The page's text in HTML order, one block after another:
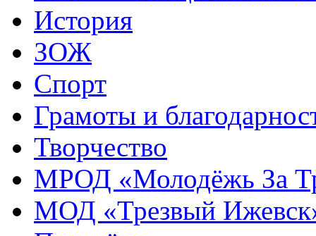
История
ЗОЖ
Спорт
Грамоты и
Творчество
МРОД «Молодёжь За
МОД «Трезвый